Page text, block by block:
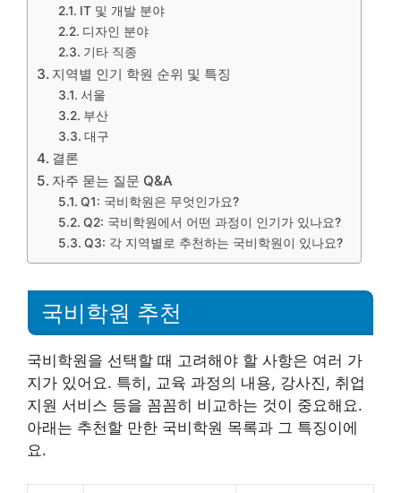
IT 및 개발 분야
디자인 분야
기타 직종
지역별 인기 학원 순위 및 특징
서울
부산
대구
결론
자주 묻는 질문 Q&A
Q1: 국비학원은 무엇인가요?
Q2: 국비학원에서 어떤 과정이 인기가 있나요?
Q3: 각 지역별로 추천하는 국비학원이 있나요?
국비학원 추천
국비학원을 선택할 때 고려해야 할 사항은 여러 가
지가 있어요. 특히, 교육 과정의 내용, 강사진, 취업
지원 서비스 등을 꼼꼼히 비교하는 것이 중요해요.
아래는 추천할 만한 국비학원 목록과 그 특징이에
요.